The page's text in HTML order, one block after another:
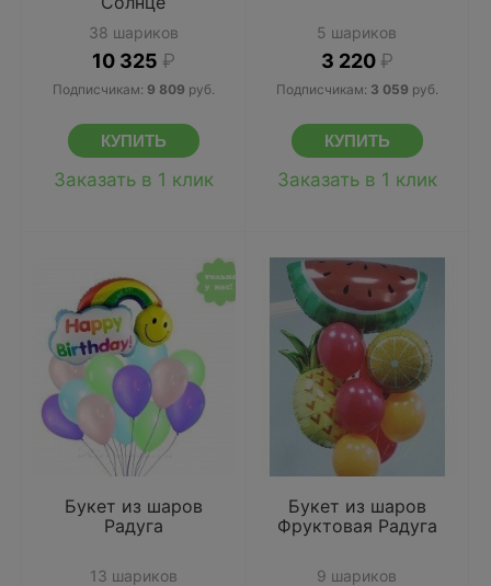
38 шариков
10 325 ₽
Подписчикам: 9 809 руб.
Заказать в 1 клик
5 шариков
3 220 ₽
Подписчикам: 3 059 руб.
Заказать в 1 клик
Букет из шаров
Радуга
13 шариков
Букет из шаров
Фруктовая Радуга
9 шариков